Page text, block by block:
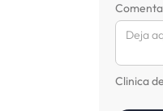
Clinica